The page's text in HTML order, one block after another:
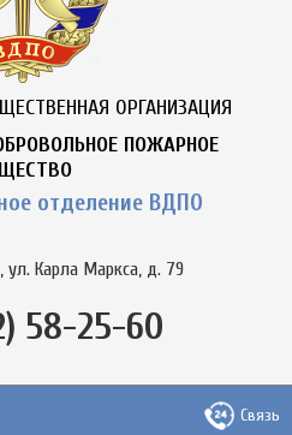
ОРГАНИЗАЦИЯ
ПОЖАРНОЕ
отделение ВДПО
ул. Карла Маркса, д. 79
58-25-60
Связь